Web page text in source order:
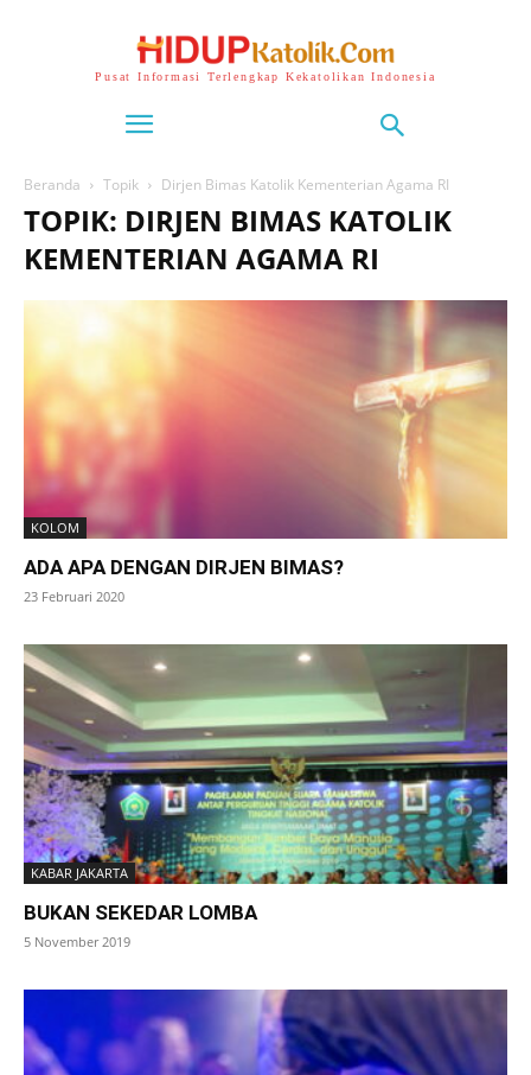
Pusat Informasi Terlengkap Kekatolikan Indonesia
Beranda Topik Dirjen Bimas Katolik Kementerian Agama RI
TOPIK: DIRJEN BIMAS KATOLIK
KEMENTERIAN AGAMA RI
KOLOM
ADA APA DENGAN DIRJEN BIMAS?
23 Februari 2020
KABAR JAKARTA
BUKAN SEKEDAR LOMBA
5 November 2019